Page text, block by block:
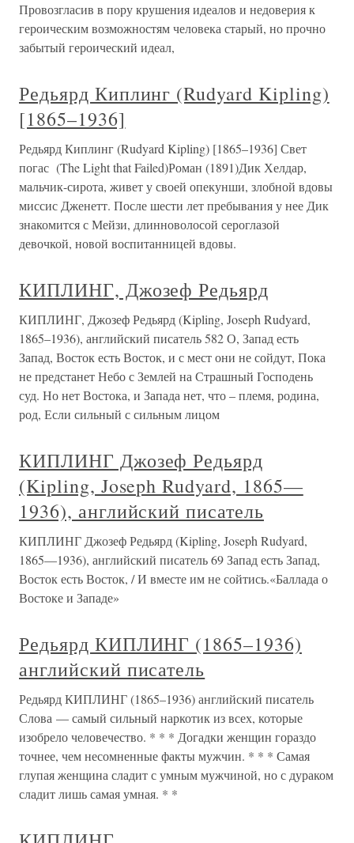
Провозгласив в пору крушения идеалов и недоверия к
героическим возможностям человека старый, но прочно
забытый героический идеал,
Редьярд Киплинг (Rudyard Kipling)
[1865–1936]
Редьярд Киплинг (Rudyard Kipling) [1865–1936] Свет
погас (The Light that Failed)Роман (1891)Дик Хелдар,
мальчик-сирота, живет у своей опекунши, злобной вдовы
миссис Дженетт. После шести лет пребывания у нее Дик
знакомится с Мейзи, длинноволосой сероглазой
девочкой, новой воспитанницей вдовы.
КИПЛИНГ, Джозеф Редьярд
КИПЛИНГ, Джозеф Редьярд (Kipling, Joseph Rudyard,
1865–1936), английский писатель 582 О, Запад есть
Запад, Восток есть Восток, и с мест они не сойдут, Пока
не предстанет Небо с Землей на Страшный Господень
суд. Но нет Востока, и Запада нет, что – племя, родина,
род, Если сильный с сильным лицом
КИПЛИНГ Джозеф Редьярд
(Kipling, Joseph Rudyard, 1865—
1936), английский писатель
КИПЛИНГ Джозеф Редьярд (Kipling, Joseph Rudyard,
1865—1936), английский писатель 69 Запад есть Запад,
Восток есть Восток, / И вместе им не сойтись.«Баллада о
Востоке и Западе»
Редьярд КИПЛИНГ (1865–1936)
английский писатель
Редьярд КИПЛИНГ (1865–1936) английский писатель
Слова — самый сильный наркотик из всех, которые
изобрело человечество. * * * Догадки женщин гораздо
точнее, чем несомненные факты мужчин. * * * Самая
глупая женщина сладит с умным мужчиной, но с дураком
сладит лишь самая умная. * *